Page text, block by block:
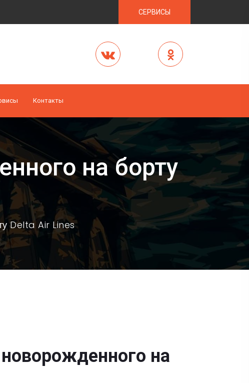
СЕРВИСЫ
Контакты
на борту
Delta Air Lines
на